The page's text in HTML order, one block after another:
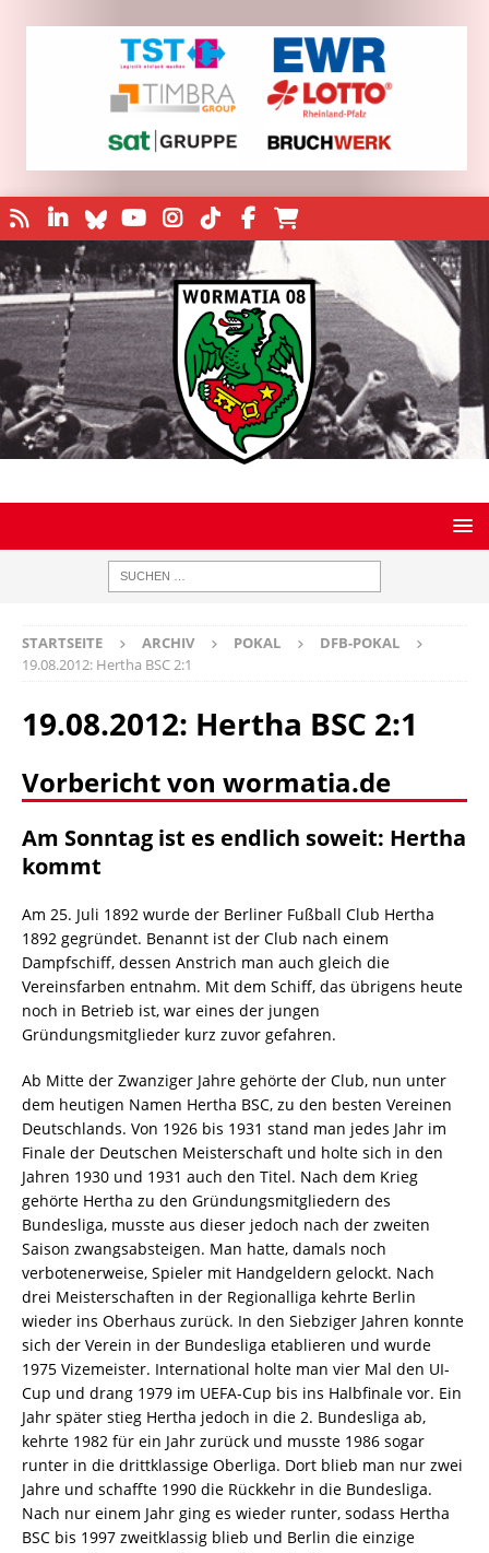
STARTSEITE ARCHIV POKAL
DFB-POKAL
19.08.2012: Hertha BSC 2:1
19.08.2012: Hertha BSC 2:1
Vorbericht von wormatia.de
Am Sonntag ist es endlich soweit: Hertha
kommt
Am 25. Juli 1892 wurde der Berliner Fußball Club Hertha
1892 gegründet. Benannt ist der Club nach einem
Dampfschiff, dessen Anstrich man auch gleich die
Vereinsfarben entnahm. Mit dem Schiff, das übrigens heute
noch in Betrieb ist, war eines der jungen
Gründungsmitglieder kurz zuvor gefahren.
Ab Mitte der Zwanziger Jahre gehörte der Club, nun unter
dem heutigen Namen Hertha BSC, zu den besten Vereinen
Deutschlands. Von 1926 bis 1931 stand man jedes Jahr im
Finale der Deutschen Meisterschaft und holte sich in den
Jahren 1930 und 1931 auch den Titel. Nach dem Krieg
gehörte Hertha zu den Gründungsmitgliedern des
Bundesliga, musste aus dieser jedoch nach der zweiten
Saison zwangsabsteigen. Man hatte, damals noch
verbotenerweise, Spieler mit Handgeldern gelockt. Nach
drei Meisterschaften in der Regionalliga kehrte Berlin
wieder ins Oberhaus zurück. In den Siebziger Jahren konnte
sich der Verein in der Bundesliga etablieren und wurde
1975 Vizemeister. International holte man vier Mal den UI-
Cup und drang 1979 im UEFA-Cup bis ins Halbfinale vor. Ein
Jahr später stieg Hertha jedoch in die 2. Bundesliga ab,
kehrte 1982 für ein Jahr zurück und musste 1986 sogar
runter in die drittklassige Oberliga. Dort blieb man nur zwei
Jahre und schaffte 1990 die Rückkehr in die Bundesliga.
Nach nur einem Jahr ging es wieder runter, sodass Hertha
BSC bis 1997 zweitklassig blieb und Berlin die einzige